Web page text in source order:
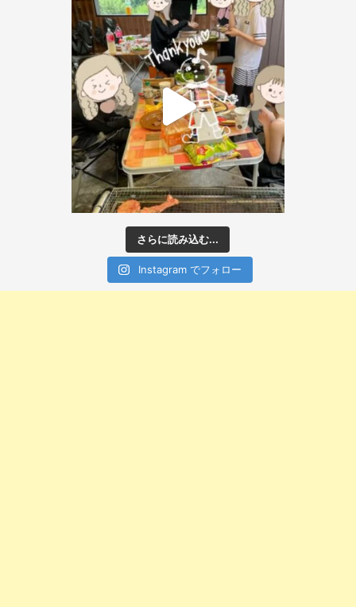
さらに読み込む...
Instagram でフォロー